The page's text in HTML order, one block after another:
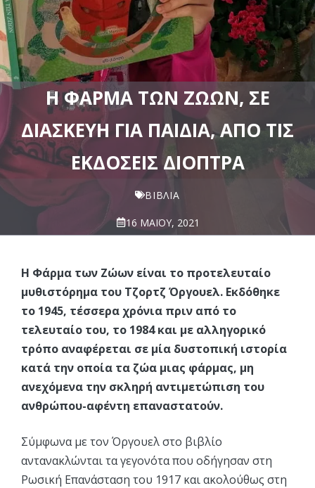
Η ΦΆΡΜΑ ΤΩΝ ΖΏΩΝ, ΣΕ
ΔΙΑΣΚΕΥΉ ΓΙΑ ΠΑΙΔΙΆ, ΑΠΌ ΤΙΣ
ΕΚΔΌΣΕΙΣ ΔΙΌΠΤΡΑ
ΒΙΒΛΊΑ
16 ΜΑΪ́ΟΥ, 2021
Η Φάρμα των Ζώων είναι το προτελευταίο
μυθιστόρημα του Τζορτζ Όργουελ. Εκδόθηκε
το 1945, τέσσερα χρόνια πριν από το
τελευταίο του, το 1984 και με αλληγορικό
τρόπο αναφέρεται σε μία δυστοπική ιστορία
κατά την οποία τα ζώα μιας φάρμας, μη
ανεχόμενα την σκληρή αντιμετώπιση του
ανθρώπου-αφέντη επαναστατούν.
Σύμφωνα με τον Όργουελ στο βιβλίο
αντανακλώνται τα γεγονότα που οδήγησαν στη
Ρωσική Επανάσταση του 1917 και ακολούθως στη